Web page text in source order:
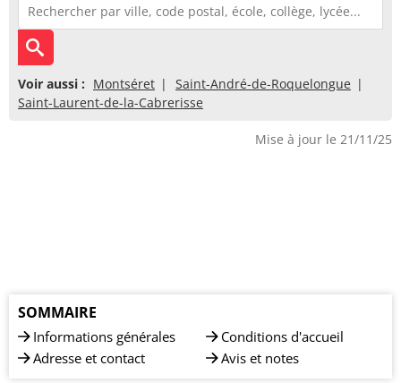
Voir aussi : Montséret
Saint-André-de-Roquelongue
Saint-Laurent-de-la-Cabrerisse
Mise à jour le 21/11/25
SOMMAIRE
Informations générales
Adresse et contact
Conditions d'accueil
Avis et notes